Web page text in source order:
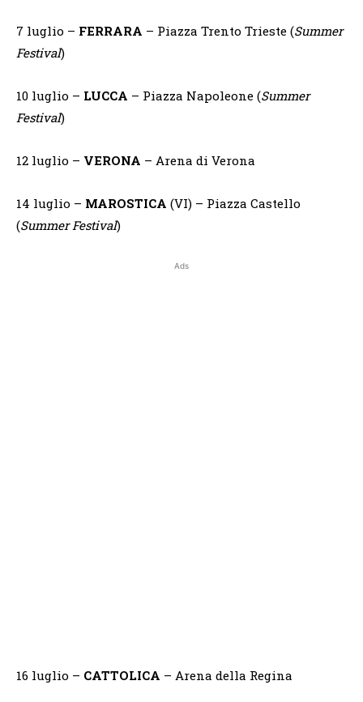
7 luglio – FERRARA – Piazza Trento Trieste (Summer
Festival)
10 luglio – LUCCA – Piazza Napoleone (Summer
Festival)
12 luglio – VERONA – Arena di Verona
14 luglio – MAROSTICA (VI) – Piazza Castello
(Summer Festival)
Ads
16 luglio – CATTOLICA – Arena della Regina